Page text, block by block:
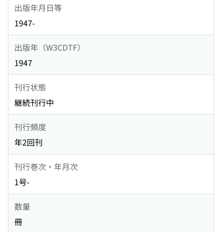
出版年月日等
1947-
出版年（W3CDTF）
1947
刊行状態
継続刊行中
刊行頻度
年2回刊
刊行巻次・年月次
1号-
数量
冊